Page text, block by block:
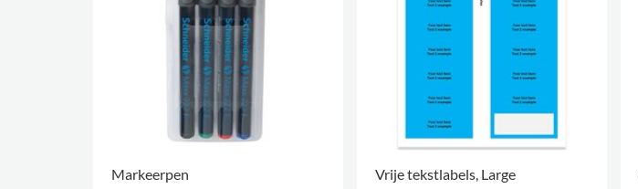
Markeerpen Vrije tekstlabels, Large